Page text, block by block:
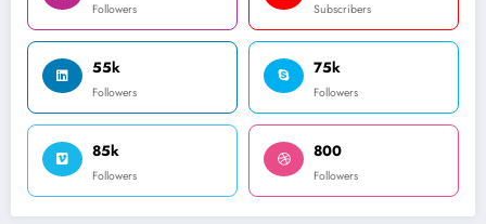
Followers Subscribers
55k
Followers
75k
Followers
85k
Followers
800
Followers